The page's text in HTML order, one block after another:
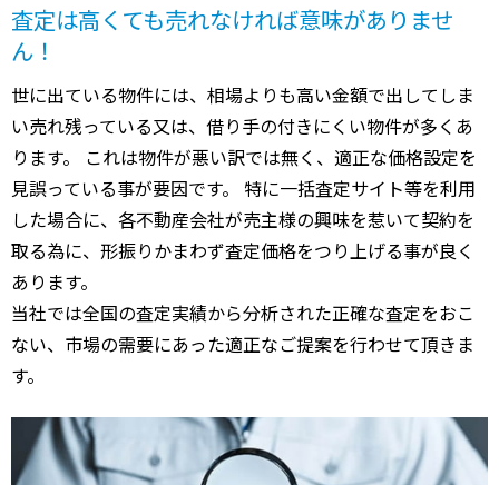
査定は高くても売れなければ意味がありませ
ん！
世に出ている物件には、相場よりも高い金額で出してしま
い売れ残っている又は、借り手の付きにくい物件が多くあ
ります。 これは物件が悪い訳では無く、適正な価格設定を
見誤っている事が要因です。 特に一括査定サイト等を利用
した場合に、各不動産会社が売主様の興味を惹いて契約を
取る為に、形振りかまわず査定価格をつり上げる事が良く
あります。
当社では全国の査定実績から分析された正確な査定をおこ
ない、市場の需要にあった適正なご提案を行わせて頂きま
す。